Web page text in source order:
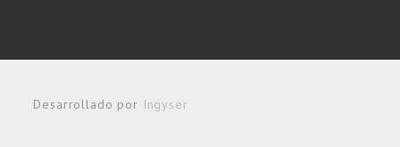
Desarrollado por Ingyser